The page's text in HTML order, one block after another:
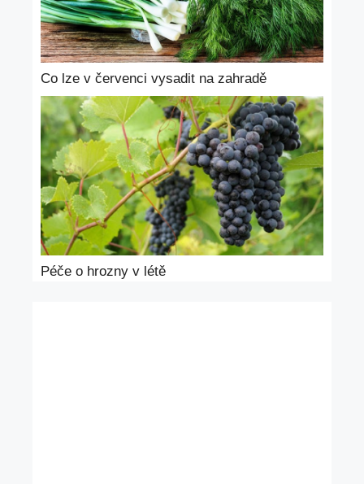
Co lze v červenci vysadit na zahradě
Péče o hrozny v létě